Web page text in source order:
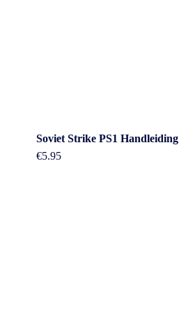
Soviet Strike PS1 Handleiding
€5.95